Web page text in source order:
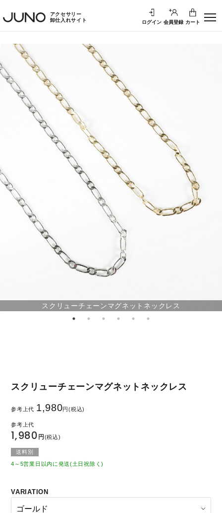
アクセサリー
卸仕入れサイト
ログイン 会員登録 カート
スクリューチェーンマグネットネックレス
スクリューチェーンマグネットネックレス
参考上代 1,980円(税込)
1,980 円(税込)
送料別
4～5営業日以内に発送(土日祝除く)
VARIATION